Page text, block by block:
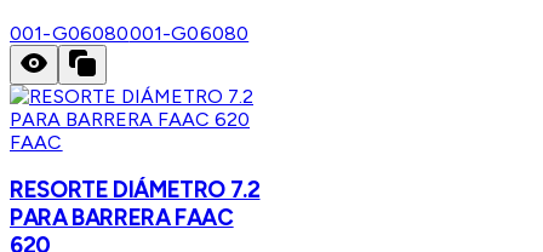
001-G06080001-G06080
FAAC
RESORTE DIÁMETRO 7.2
PARA BARRERA FAAC
620